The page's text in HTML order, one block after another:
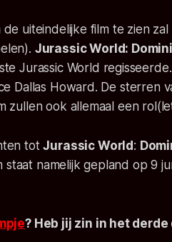
uiteindelijke film te zien
Jurassic World:
Jurassic World
Dallas Howard. De sterren
zullen ook allemaal een
totJurassic World :
staat namelijk gepland op 9
? Heb jij zin in het